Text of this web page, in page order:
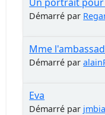
Démarré par
Mme
Démarré par
Eva
Démarré par